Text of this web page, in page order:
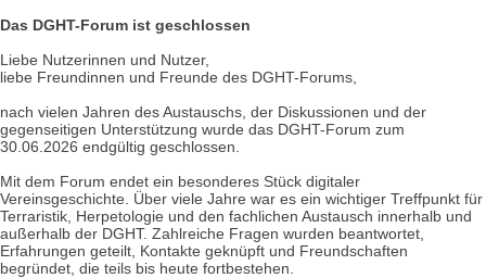
Das DGHT-Forum ist geschlossen
Liebe Nutzerinnen und Nutzer,
liebe Freundinnen und Freunde des DGHT-Forums,
nach vielen Jahren des Austauschs, der Diskussionen und der
gegenseitigen Unterstützung wurde das DGHT-Forum zum
30.06.2026 endgültig geschlossen.
Mit dem Forum endet ein besonderes Stück digitaler
Vereinsgeschichte. Über viele Jahre war es ein wichtiger Treffpunkt für
Terraristik, Herpetologie und den fachlichen Austausch innerhalb und
außerhalb der DGHT. Zahlreiche Fragen wurden beantwortet,
Erfahrungen geteilt, Kontakte geknüpft und Freundschaften
begründet, die teils bis heute fortbestehen.